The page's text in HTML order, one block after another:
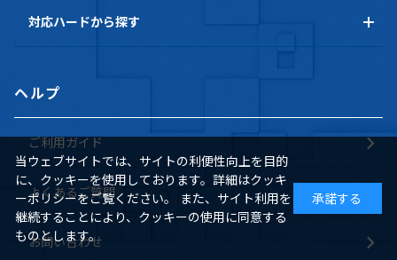
対応ハードから探す
ヘルプ
ご利用ガイド
よくあるご質問
お問い合わせ
当ウェブサイトでは、サイトの利便性向上を目的
に、クッキーを使用しております。詳細はクッキ
ーポリシーをご覧ください。 また、サイト利用を
継続することにより、クッキーの使用に同意する
ものとします。
承諾する